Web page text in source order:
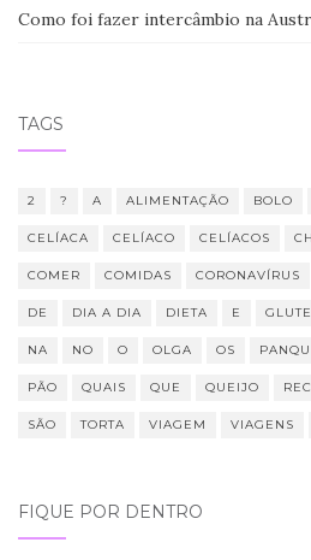
Como foi fazer intercâmbio na
TAGS
2 ? A ALIMENTAÇÃO BOLO
CELÍACA CELÍACO CELÍACOS
COMER COMIDAS CORONAVÍRUS
DE DIA A DIA DIETA E
NA NO O OLGA OS
PÃO QUAIS QUE QUEIJO
SÃO TORTA VIAGEM VIAGENS
FIQUE POR DENTRO